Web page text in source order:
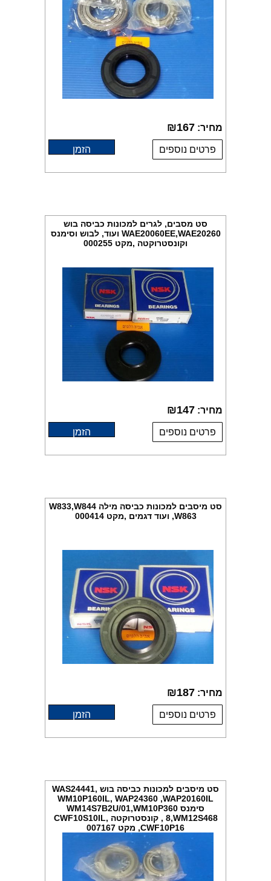
מחיר: ₪167
פרטים נוספים הזמן
סט מסבים, לגרים למכונות כביסה בוש
WAE20060EE,WAE20260 ועוד, לבוש וסימנס
וקונסטרוקטה ,מקט 000255
מחיר: ₪147
פרטים נוספים הזמן
סט מיסבים למכונות כביסה מילה W833,W844
,W863 ועוד דגמים ,מקט 000414
מחיר: ₪187
פרטים נוספים הזמן
סט מיסבים למכונות כביסה בוש WAS24441,
WM10P160IL, WAP24360 ,WAP20160IL
סימנס WM14S7B2U/01,WM10P360
8,WM12S468 , קונסטרוקטה CWF10S10IL,
CWF10P16, מקט 007167